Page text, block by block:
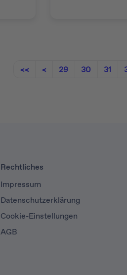
<< < 29 30 31
Rechtliches
Impressum
Datenschutzerklärung
Cookie-Einstellungen
AGB